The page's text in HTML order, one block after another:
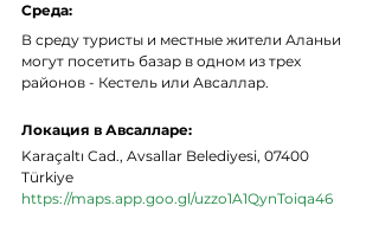
Среда:
В среду туристы и местные жители Аланьи
могут посетить базар в одном из трех
районов - Кестель или Авсаллар.
Локация в Авсалларе:
Karaçaltı Cad., Avsallar Belediyesi, 07400
Türkiye
https://maps.app.goo.gl/uzzo1A1QynToiqa46